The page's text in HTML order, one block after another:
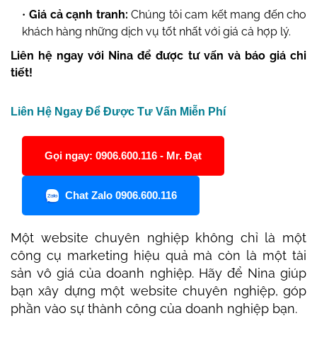
Giá cả cạnh tranh: Chúng tôi cam kết mang đến cho
khách hàng những dịch vụ tốt nhất với giá cả hợp lý.
Liên hệ ngay với Nina để được tư vấn và báo giá chi
tiết!
Liên Hệ Ngay Để Được Tư Vấn Miễn Phí
Gọi ngay: 0906.600.116 - Mr. Đạt
Chat Zalo 0906.600.116
Một website chuyên nghiệp không chỉ là một
công cụ marketing hiệu quả mà còn là một tài
sản vô giá của doanh nghiệp. Hãy để Nina giúp
bạn xây dựng một website chuyên nghiệp, góp
phần vào sự thành công của doanh nghiệp bạn.